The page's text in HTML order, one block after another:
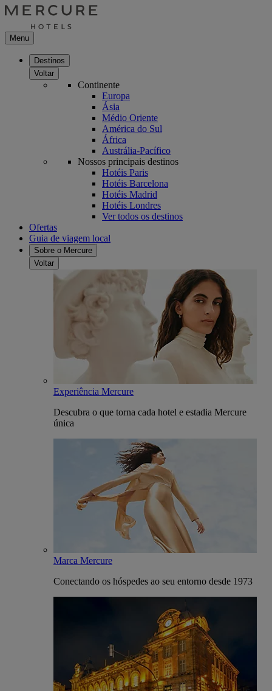
Menu
Destinos
Voltar
Continente
Europa
Ásia
Médio Oriente
América do Sul
África
Austrália-Pacífico
Nossos principais destinos
Hotéis Paris
Hotéis Barcelona
Hotéis Madrid
Hotéis Londres
Ver todos os destinos
Ofertas
Guia de viagem local
Sobre o Mercure
Voltar
Experiência Mercure
Descubra o que torna cada hotel e estadia Mercure
única
Marca Mercure
Conectando os hóspedes ao seu entorno desde 1973